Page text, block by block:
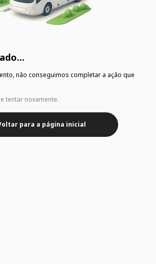
não conseguimos completar a ação que
tentar novamente.
para a página inicial